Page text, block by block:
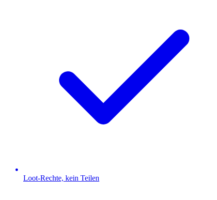
Loot-Rechte, kein Teilen